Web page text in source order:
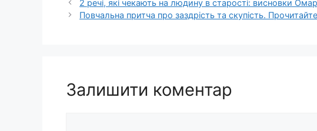
2 речі, які чекають на людину в старості: висновки
Повчальна притча про заздрість та скупість.
Залишити коментар